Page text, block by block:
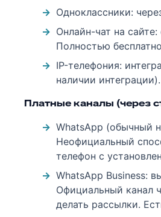
Одноклассники:
Онлайн-чат на
Полностью
IP-телефония:
наличии интеграции).
Платные каналы (через
WhatsApp (обычный
Неофициальный
телефон с
WhatsApp Business:
Официальный канал
делать рассылки.